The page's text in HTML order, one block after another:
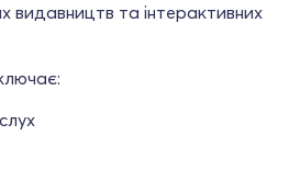
видавництв та інтерактивних